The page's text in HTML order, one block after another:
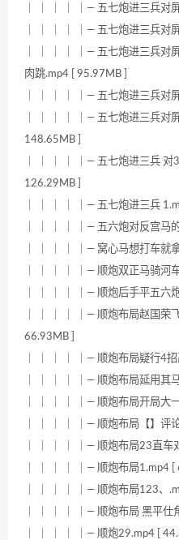
｜ ｜ ｜ ｜ ｜— 五七炮进三兵对
｜ ｜ ｜ ｜ ｜— 五七炮进三兵对
｜ ｜ ｜ ｜ ｜— 五七炮进三兵对
肉跳.mp4 [ 95.97MB ]
｜ ｜ ｜ ｜ ｜— 五七炮进三兵对
｜ ｜ ｜ ｜ ｜— 五七炮进三兵对
148.65MB ]
｜ ｜ ｜ ｜ ｜— 五七炮进三兵 对
126.29MB ]
｜ ｜ ｜ ｜ ｜— 五七炮进三兵
｜ ｜ ｜ ｜ ｜— 五六炮对反宫马
｜ ｜ ｜ ｜ ｜— 窝心马想打车就
｜ ｜ ｜ ｜ ｜— 顺炮双正马骑河
｜ ｜ ｜ ｜ ｜— 顺炮后手平五六
｜ ｜ ｜ ｜ ｜— 顺炮布局赵国荣
66.93MB ]
｜ ｜ ｜ ｜ ｜— 顺炮布局疑行4
｜ ｜ ｜ ｜ ｜— 顺炮布局延用其
｜ ｜ ｜ ｜ ｜— 顺炮布局开局大
｜ ｜ ｜ ｜ ｜— 顺炮布局【】评
｜ ｜ ｜ ｜ ｜— 顺炮布局23直车
｜ ｜ ｜ ｜ ｜— 顺炮布局1.mp4 [
｜ ｜ ｜ ｜ ｜— 顺炮布局123、
｜ ｜ ｜ ｜ ｜— 顺炮布局 黑平仕
｜ ｜ ｜ ｜ ｜— 顺炮29.mp4 [